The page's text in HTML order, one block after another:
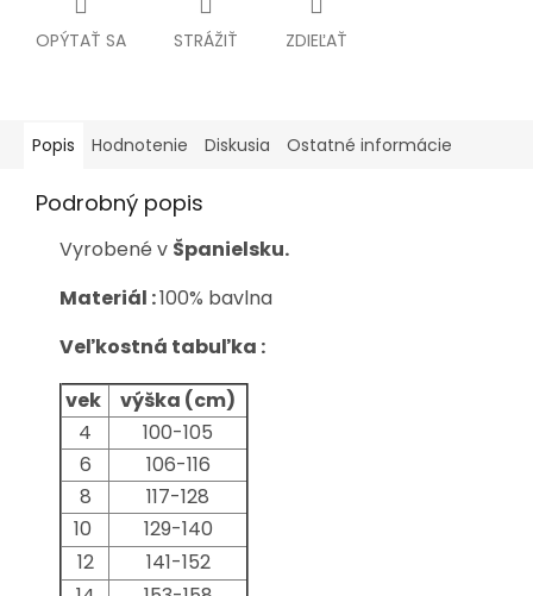
OPÝTAŤ SA STRÁŽIŤ ZDIEĽAŤ
Popis Hodnotenie Diskusia Ostatné informácie
Podrobný popis
Vyrobené v Španielsku.
Materiál :100% bavlna
Veľkostná tabuľka :
vek
výška (cm)
4
100-105
6
106-116
8
117-128
10
129-140
12
141-152